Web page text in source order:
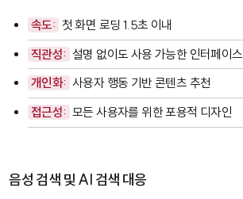
속도: 첫 화면 로딩 1.5초 이내
직관성: 설명 없이도 사용 가능한 인터페이스
개인화: 사용자 행동 기반 콘텐츠 추천
접근성: 모든 사용자를 위한 포용적 디자인
음성 검색 및 AI 검색 대응